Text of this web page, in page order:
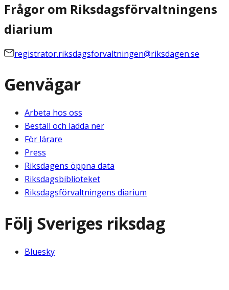
Frågor om Riksdagsförvaltningens
diarium
registrator.riksdagsforvaltningen@riksdagen.se
Genvägar
Arbeta hos oss
Beställ och ladda ner
För lärare
Press
Riksdagens öppna data
Riksdagsbiblioteket
Riksdagsförvaltningens diarium
Följ Sveriges riksdag
Bluesky